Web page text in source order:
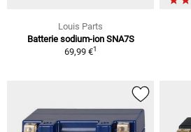
Louis Parts
Batterie sodium-ion SNA7S
69,99 €1